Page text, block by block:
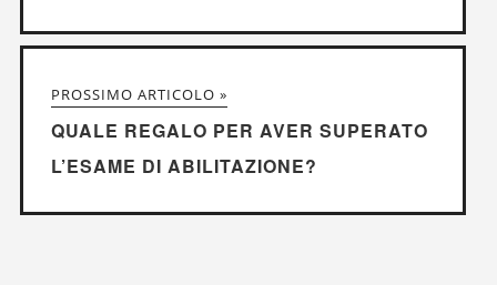
PROSSIMO ARTICOLO »
QUALE REGALO PER AVER SUPERATO
L’ESAME DI ABILITAZIONE?